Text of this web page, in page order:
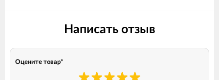
Написать отзыв
Оцените товар*